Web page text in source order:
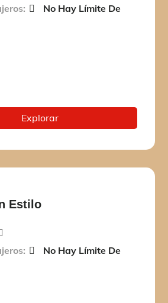
No Hay Límite De
Explorar
Estilo
No Hay Límite De